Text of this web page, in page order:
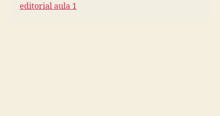
editorial aula 1